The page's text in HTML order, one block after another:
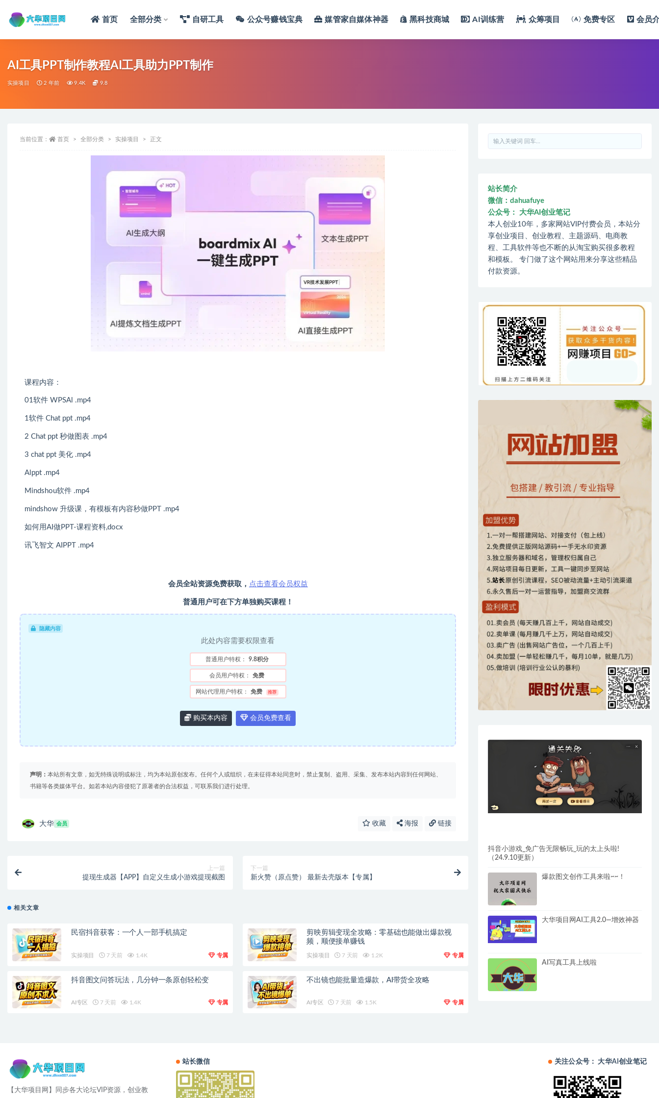
首页 全部分类 自研工具 公众号赚钱宝典 媒管家自媒体神器 黑科技商城 AI训练营 众筹项目 免费专区 会员
AI工具PPT制作教程AI工具助力PPT制作
实操项目 2 年前 9.4K 9.8
当前位置： 首页 全部分类 实操项目 正文
课程内容：
01软件 WPSAl .mp4
1软件 Chat ppt .mp4
2 Chat ppt 秒做图表 .mp4
3 chat ppt 美化 .mp4
Alppt .mp4
Mindshou软件 .mp4
mindshow 升级课，有模板有内容秒做PPT .mp4
如何用AI做PPT-课程资料,docx
讯飞智文 AIPPT .mp4
会员全站资源免费获取， 点击查看会员权益
普通用户可在下方单独购买课程！
隐藏内容
此处内容需要权限查看
普通用户特权： 9.8积分
会员用户特权： 免费
网站代理用户特权： 免费 推荐
购买本内容 会员免费查看
声明： 本站所有文章，如无特殊说明或标注，均为本站原创发布。任何个人或组织，在未征得本站同意时，禁止复制、盗用、采集、发布本站内容到任何网站、
书籍等各类媒体平台。如若本站内容侵犯了原著者的合法权益，可联系我们进行处理。
大华 会员 收藏 海报 链接
上一篇
提现生成器【APP】自定义生成小游戏提现截图
下一篇
新火赞（原点赞） 最新去壳版本【专属】
相关文章
民宿抖音获客：一个人一部手机搞定
实操项目 7 天前 1.4K 专属
剪映剪辑变现全攻略：零基础也能做出爆款视
频，顺便接单赚钱
实操项目 7 天前 1.2K 专属
抖音图文问答玩法，几分钟一条原创轻松变
AI专区 7 天前 1.4K 专属
不出镜也能批量造爆款，AI带货全攻略
AI专区 7 天前 1.5K 专属
站长简介
微信：dahuafuye
公众号： 大华AI创业笔记
本人创业10年，多家网站VIP付费会员，本站分
享创业项目、创业教程、主题源码、电商教
程、工具软件等也不断的从淘宝购买很多教程
和模板。 专门做了这个网站用来分享这些精品
付款资源。
抖音小游戏_免广告无限畅玩_玩的太上头啦!
（24.9.10更新）
爆款图文创作工具来啦~~！
大华项目网AI工具2.0—增效神器
AI写真工具上线啦
【大华项目网】同步各大论坛VIP资源，创业教
站长微信 关注公众号： 大华AI创业笔记